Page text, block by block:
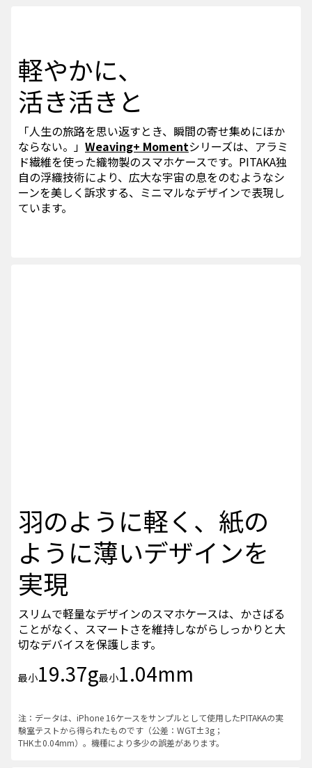
軽やかに、
活き活きと
「人生の旅路を思い返すとき、瞬間の寄せ集めにほか
ならない。」 Weaving+ Momentシリーズは、アラミ
ド繊維を使った織物製のスマホケースです。PITAKA独
自の浮織技術により、広大な宇宙の息をのむようなシ
ーンを美しく訴求する、ミニマルなデザインで表現し
ています。
羽のように軽く、紙の
ように薄いデザインを
実現
スリムで軽量なデザインのスマホケースは、かさばる
ことがなく、スマートさを維持しながらしっかりと大
切なデバイスを保護します。
最小19.37g最小1.04mm
注：データは、iPhone 16ケースをサンプルとして使用したPITAKAの実
験室テストから得られたものです（公差：WGT±3g；
THK±0.04mm）。機種により多少の誤差があります。